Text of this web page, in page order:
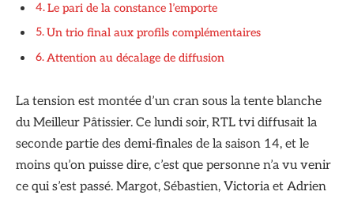
Le pari de la constance l’emporte
Un trio final aux profils complémentaires
Attention au décalage de diffusion
La tension est montée d’un cran sous la tente blanche
du Meilleur Pâtissier. Ce lundi soir, RTL tvi diffusait la
seconde partie des demi-finales de la saison 14, et le
moins qu’on puisse dire, c’est que personne n’a vu venir
ce qui s’est passé. Margot, Sébastien, Victoria et Adrien